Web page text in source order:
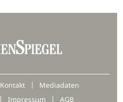
Kontakt
Mediadaten
Impressum AGB